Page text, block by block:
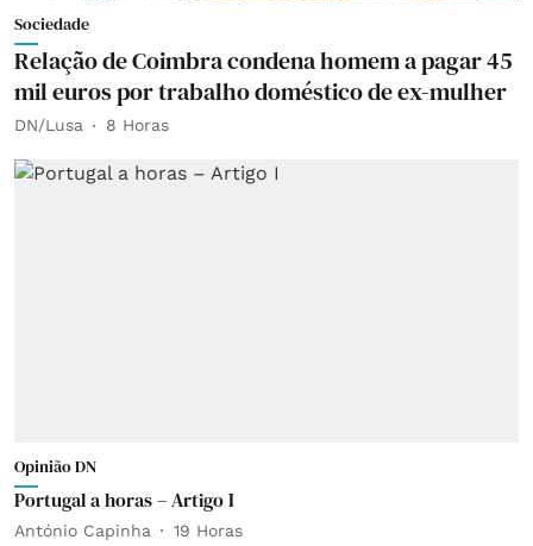
Sociedade
Relação de Coimbra condena homem a pagar 45
mil euros por trabalho doméstico de ex-mulher
DN/Lusa 8 Horas
Opinião DN
Portugal a horas – Artigo I
António Capinha 19 Horas